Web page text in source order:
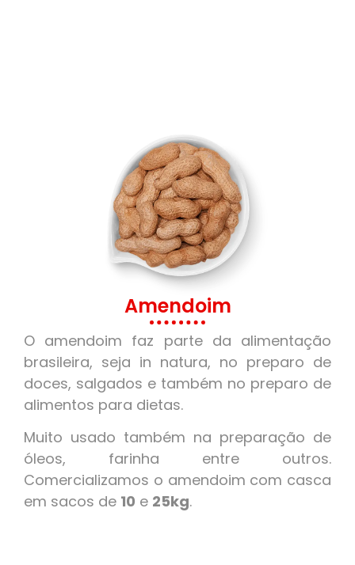
Amendoim
O amendoim faz parte da alimentação
brasileira, seja in natura, no preparo de
doces, salgados e também no preparo de
alimentos para dietas.
Muito usado também na preparação de
óleos, farinha entre outros.
Comercializamos o amendoim com casca
em sacos de 10 e 25kg.